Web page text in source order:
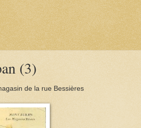
(3)
de la rue Bessières